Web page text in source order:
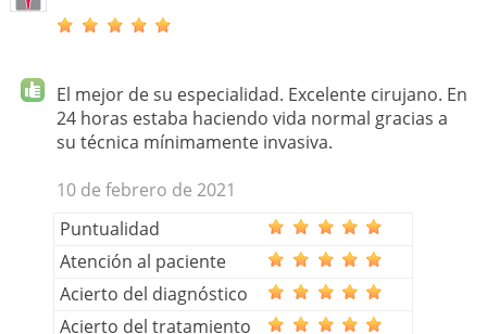
El mejor de su especialidad. Excelente cirujano. En
24 horas estaba haciendo vida normal gracias a
su técnica mínimamente invasiva.
10 de febrero de 2021
Puntualidad
Atención al paciente
Acierto del diagnóstico
Acierto del tratamiento